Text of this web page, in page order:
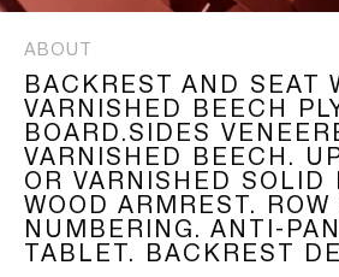
ABOUT
BACKREST AND SEAT
VARNISHED BEECH
BOARD.SIDES
VARNISHED BEECH.
OR VARNISHED SOLID
WOOD ARMREST.
NUMBERING. ANTI-
TABLET. BACKREST